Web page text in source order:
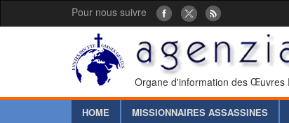
Pour nous suivre
Organe d'information des Œuvres
HOME MISSIONNAIRES ASSASSINES